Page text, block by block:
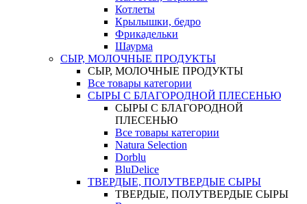
Котлеты
Крылышки, бедро
Фрикадельки
Шаурма
СЫР, МОЛОЧНЫЕ ПРОДУКТЫ
СЫР, МОЛОЧНЫЕ ПРОДУКТЫ
Все товары категории
СЫРЫ С БЛАГОРОДНОЙ ПЛЕСЕНЬЮ
СЫРЫ С БЛАГОРОДНОЙ
ПЛЕСЕНЬЮ
Все товары категории
Natura Selection
Dorblu
BluDelice
ТВЕРДЫЕ, ПОЛУТВЕРДЫЕ СЫРЫ
ТВЕРДЫЕ, ПОЛУТВЕРДЫЕ СЫРЫ